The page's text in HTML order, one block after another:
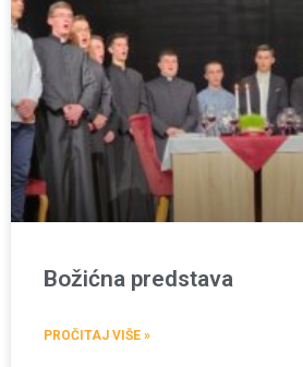
Božićna predstava
PROČITAJ VIŠE »